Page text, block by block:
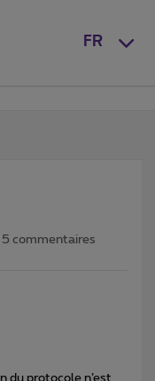
FR
5 commentaires
du protocole n’est